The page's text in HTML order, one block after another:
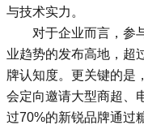
与技术实力。
对于企业而言，参
业趋势的发布高地，超
牌认知度。更关键的是
会定向邀请大型商超、
过70%的新锐品牌通过